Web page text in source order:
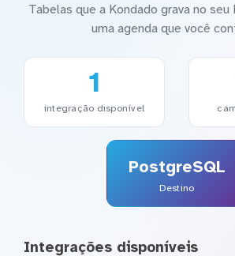
Tabelas que a Kondado grava no
uma agenda que você
1
integração disponível
PostgreSQL
Destino
Integrações disponíveis